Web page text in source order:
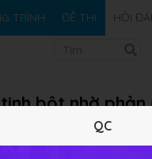
TRÌNH ĐỀ THI HỎI
bột nhờ phản
QC